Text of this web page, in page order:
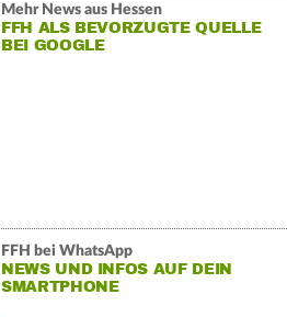
Mehr News aus Hessen
FFH ALS BEVORZUGTE QUELLE
BEI GOOGLE
FFH bei WhatsApp
NEWS UND INFOS AUF DEIN
SMARTPHONE